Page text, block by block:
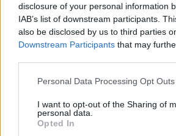
disclosure of your personal information
IAB’s list of downstream participants.
also be disclosed by us to third parties
Downstream Participants that may
Personal Data Processing Opt Outs
I want to opt-out of the Sharing of
personal data.
Opted In